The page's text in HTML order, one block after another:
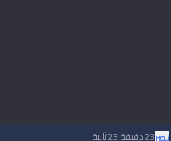
نصر23دقيقة 23ثانية